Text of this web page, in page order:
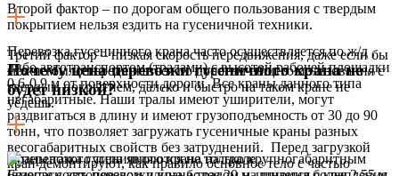
Второй фактор – по дорогам общего пользования с твердым
покрытием нельзя ездить на гусеничной техники.
Третий фактор – низкая скорость передвижения, даже если бы
можно было передвигаться по дорогам общего пользования с
твердым покрытием, далеко и быстро на таком кране не
уедешь.
Перевозка гусеничного крана часто осуществляется по ж/д ,
либо автотранспортом (тралами) с высотой рабочей площадки
0,6-0,9 м от поверхности дороги. Все краны данного типа
негабаритные. Наши тралы имеют уширители, могут
раздвигаться в длину и имеют грузоподъемность от 30 до 90
тонн, что позволяет загружать гусеничные краны разных
весогабаритных свойств без затруднений. Перед загрузкой
кран демонтируют, как правило основное тело с частью
Почему цена перевозки гусеничного крана не
будет низкой?
Краны такого типа являются не только крупногабаритным